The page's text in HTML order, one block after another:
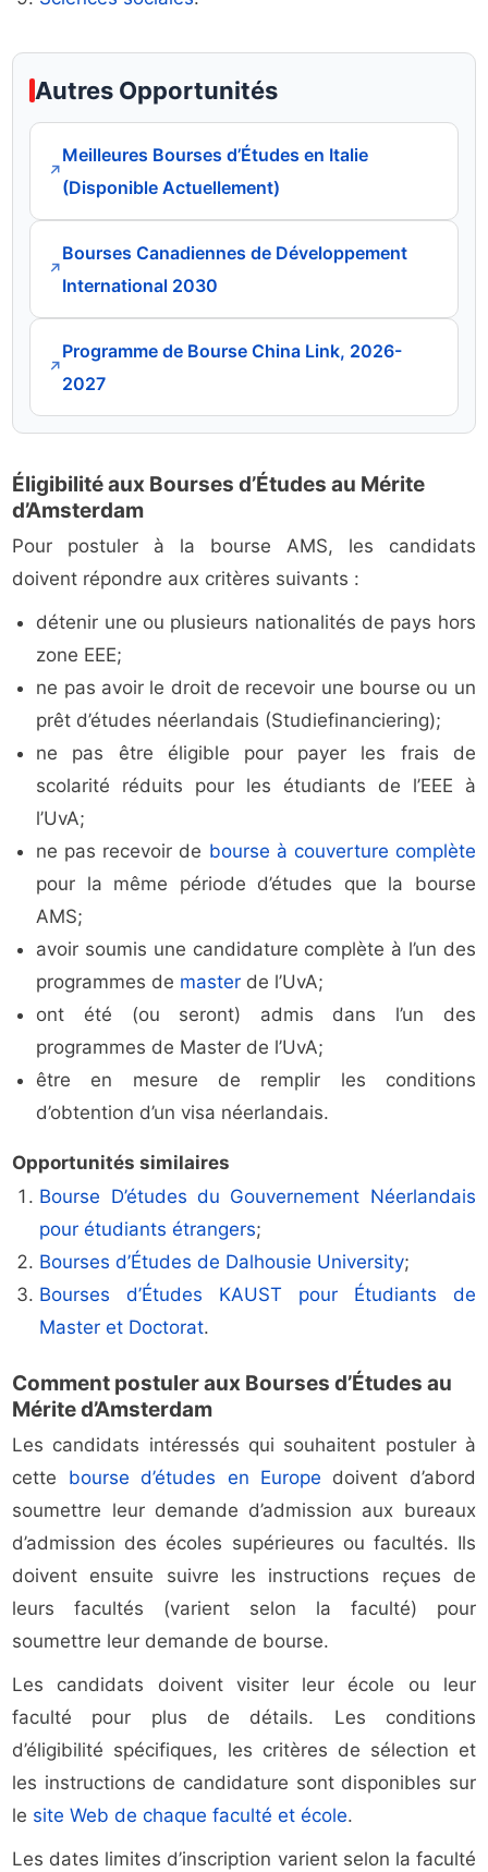
Autres Opportunités
↗
Meilleures Bourses d’Études en Italie
(Disponible Actuellement)
↗
Bourses Canadiennes de Développement
International 2030
↗
Programme de Bourse China Link, 2026-
2027
Éligibilité aux Bourses d’Études au Mérite
d’Amsterdam
Pour postuler à la bourse AMS, les candidats
doivent répondre aux critères suivants :
détenir une ou plusieurs nationalités de pays hors
zone EEE;
ne pas avoir le droit de recevoir une bourse ou un
prêt d’études néerlandais (Studiefinanciering);
ne pas être éligible pour payer les frais de
scolarité réduits pour les étudiants de l’EEE à
l’UvA;
ne pas recevoir de bourse à couverture complète
pour la même période d’études que la bourse
AMS;
avoir soumis une candidature complète à l’un des
programmes de master de l’UvA;
ont été (ou seront) admis dans l’un des
programmes de Master de l’UvA;
être en mesure de remplir les conditions
d’obtention d’un visa néerlandais.
Opportunités similaires
Bourse D’études du Gouvernement Néerlandais
pour étudiants étrangers;
Bourses d’Études de Dalhousie University;
Bourses d’Études KAUST pour Étudiants de
Master et Doctorat.
Comment postuler aux Bourses d’Études au
Mérite d’Amsterdam
Les candidats intéressés qui souhaitent postuler à
cette bourse d’études en Europe doivent d’abord
soumettre leur demande d’admission aux bureaux
d’admission des écoles supérieures ou facultés. Ils
doivent ensuite suivre les instructions reçues de
leurs facultés (varient selon la faculté) pour
soumettre leur demande de bourse.
Les candidats doivent visiter leur école ou leur
faculté pour plus de détails. Les conditions
d’éligibilité spécifiques, les critères de sélection et
les instructions de candidature sont disponibles sur
le site Web de chaque faculté et école.
Les dates limites d’inscription varient selon la faculté